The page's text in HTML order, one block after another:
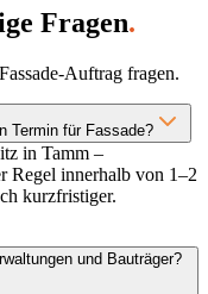
Fragen.
Auftrag fragen.
Termin für Fassade?
in Tamm –
Regel innerhalb von 1–2
kurzfristiger.
und Bauträger?